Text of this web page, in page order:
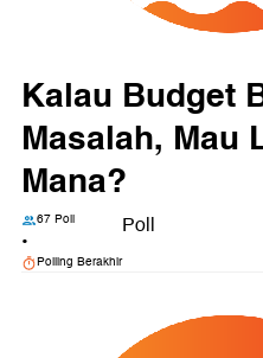
Kalau Budget
Masalah, Mau
Mana?
67 Poll
•
Polling Berakhir
Poll